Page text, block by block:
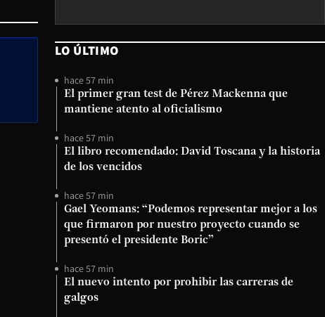
LO ÚLTIMO
hace 57 min
El primer gran test de Pérez Mackenna que
mantiene atento al oficialismo
hace 57 min
El libro recomendado: David Toscana y la historia
de los vencidos
hace 57 min
Gael Yeomans: “Podemos representar mejor a los
que firmaron por nuestro proyecto cuando se
presentó el presidente Boric”
hace 57 min
El nuevo intento por prohibir las carreras de
galgos